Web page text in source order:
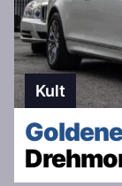
Kult